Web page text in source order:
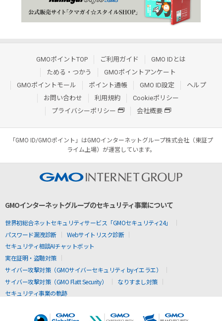
GMOポイントTOP ご利用ガイド
GMO IDとは
ためる・つかう
GMOポイントアンケート
GMOポイントモール
ポイント通帳 GMO ID設定
ヘルプ
お問い合わせ
利用規約
Cookieポリシー
プライバシーポリシー
会社概要
「GMO ID/GMOポイント」はGMOインターネットグループ株式会社（東証プ
ライム上場）が運営しています。
GMOインターネットグループのセキュリティ事業について
世界初総合ネットセキュリティサービス「GMOセキュリティ24」
パスワード漏洩診断
Webサイトリスク診断
セキュリティ相談AIチャットボット
実在証明・盗聴対策
サイバー攻撃対策（GMOサイバーセキュリティ byイエラエ）
サイバー攻撃対策（GMO Flatt Security）
なりすまし対策
セキュリティ事業の軌跡